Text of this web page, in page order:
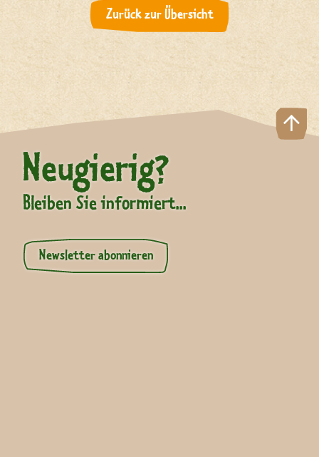
Zurück zur Übersicht
Neugierig?
Bleiben Sie informiert...
Newsletter abonnieren